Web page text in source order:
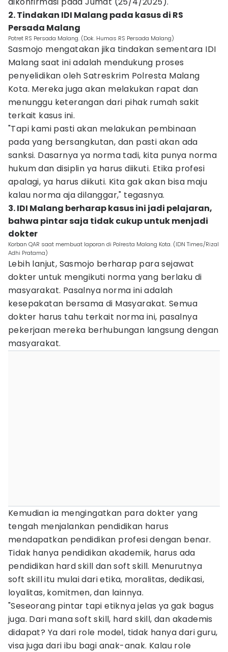
2. Tindakan IDI Malang pada kasus di RS
Persada Malang
Potret RS Persada Malang. (Dok. Humas RS Persada Malang)
Sasmojo mengatakan jika tindakan sementara IDI
Malang saat ini adalah mendukung proses
penyelidikan oleh Satreskrim Polresta Malang
Kota. Mereka juga akan melakukan rapat dan
menunggu keterangan dari pihak rumah sakit
terkait kasus ini.
"Tapi kami pasti akan melakukan pembinaan
pada yang bersangkutan, dan pasti akan ada
sanksi. Dasarnya ya norma tadi, kita punya norma
hukum dan disiplin ya harus diikuti. Etika profesi
apalagi, ya harus diikuti. Kita gak akan bisa maju
kalau norma aja dilanggar," tegasnya.
3. IDI Malang berharap kasus ini jadi pelajaran,
bahwa pintar saja tidak cukup untuk menjadi
dokter
Korban QAR saat membuat laporan di Polresta Malang Kota. (IDN Times/Rizal
Adhi Pratama)
Lebih lanjut, Sasmojo berharap para sejawat
dokter untuk mengikuti norma yang berlaku di
masyarakat. Pasalnya norma ini adalah
kesepakatan bersama di Masyarakat. Semua
dokter harus tahu terkait norma ini, pasalnya
pekerjaan mereka berhubungan langsung dengan
masyarakat.
Kemudian ia mengingatkan para dokter yang
tengah menjalankan pendidikan harus
mendapatkan pendidikan profesi dengan benar.
Tidak hanya pendidikan akademik, harus ada
pendidikan hard skill dan soft skill. Menurutnya
soft skill itu mulai dari etika, moralitas, dedikasi,
loyalitas, komitmen, dan lainnya.
"Seseorang pintar tapi etiknya jelas ya gak bagus
juga. Dari mana soft skill, hard skill, dan akademis
didapat? Ya dari role model, tidak hanya dari guru,
visa juga dari ibu bagi anak-anak. Kalau role